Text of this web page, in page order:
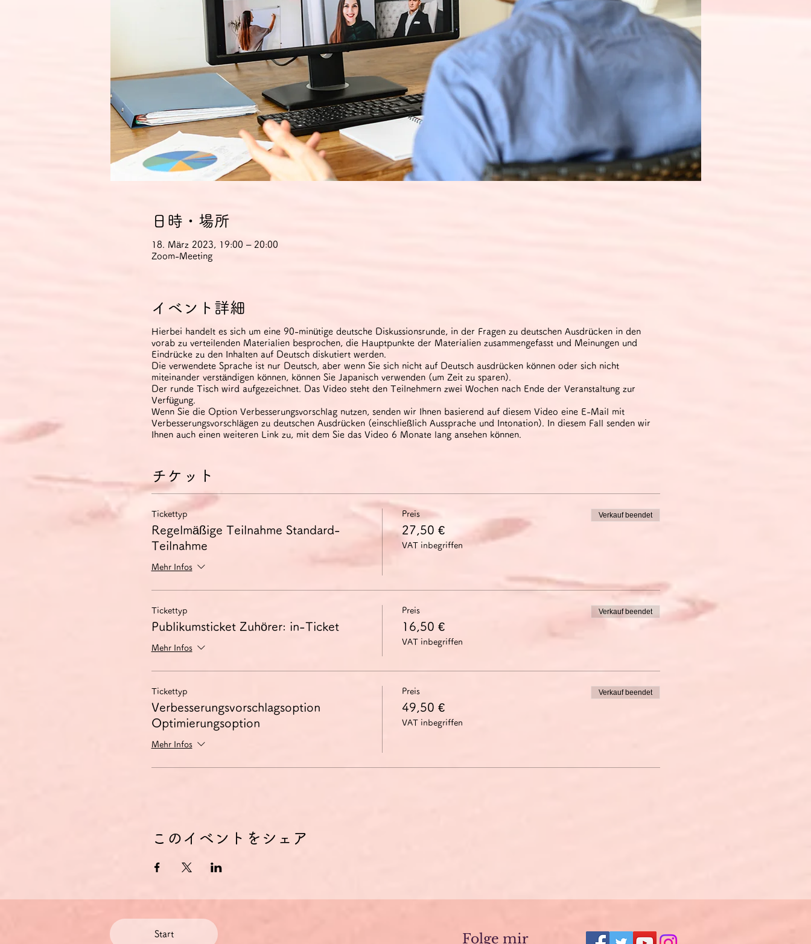
日時・場所
18. März 2023, 19:00 – 20:00
Zoom-Meeting
イベント詳細
Hierbei handelt es sich um eine 90-minütige deutsche Diskussionsrunde, in der Fragen zu deutschen Ausdrücken in den
vorab zu verteilenden Materialien besprochen, die Hauptpunkte der Materialien zusammengefasst und Meinungen und
Eindrücke zu den Inhalten auf Deutsch diskutiert werden.
Die verwendete Sprache ist nur Deutsch, aber wenn Sie sich nicht auf Deutsch ausdrücken können oder sich nicht
miteinander verständigen können, können Sie Japanisch verwenden (um Zeit zu sparen).
Der runde Tisch wird aufgezeichnet. Das Video steht den Teilnehmern zwei Wochen nach Ende der Veranstaltung zur
Verfügung.
Wenn Sie die Option Verbesserungsvorschlag nutzen, senden wir Ihnen basierend auf diesem Video eine E-Mail mit
Verbesserungsvorschlägen zu deutschen Ausdrücken (einschließlich Aussprache und Intonation). In diesem Fall senden wir
Ihnen auch einen weiteren Link zu, mit dem Sie das Video 6 Monate lang ansehen können.
チケット
Tickettyp
Regelmäßige Teilnahme Standard-
Teilnahme
Mehr Infos
Preis
27,50 €
VAT inbegriffen
Verkauf beendet
Tickettyp
Publikumsticket Zuhörer: in-Ticket
Mehr Infos
Preis
16,50 €
VAT inbegriffen
Verkauf beendet
Tickettyp
Verbesserungsvorschlagsoption
Optimierungsoption
Mehr Infos
Preis
49,50 €
VAT inbegriffen
Verkauf beendet
このイベントをシェア
Start Folge mir